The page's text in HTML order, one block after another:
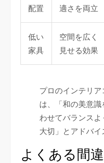
配置
適さを両立
低い
家具
空間を広く
見せる効果
プロのインテリ
は、「和の美意
わせてバランス
大切」とアドバイ
よくある間